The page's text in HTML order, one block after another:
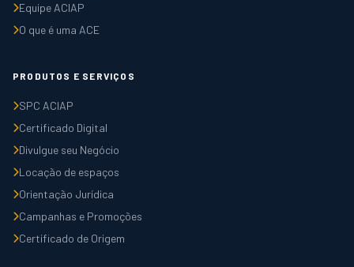
Equipe ACIAP
O que é uma ACE
PRODUTOS E SERVIÇOS
SPC ACIAP
Certificado Digital
Divulgue seu Negócio
Locação de espaços
Orientação Jurídica
Campanhas e Promoções
Certificado de Origem